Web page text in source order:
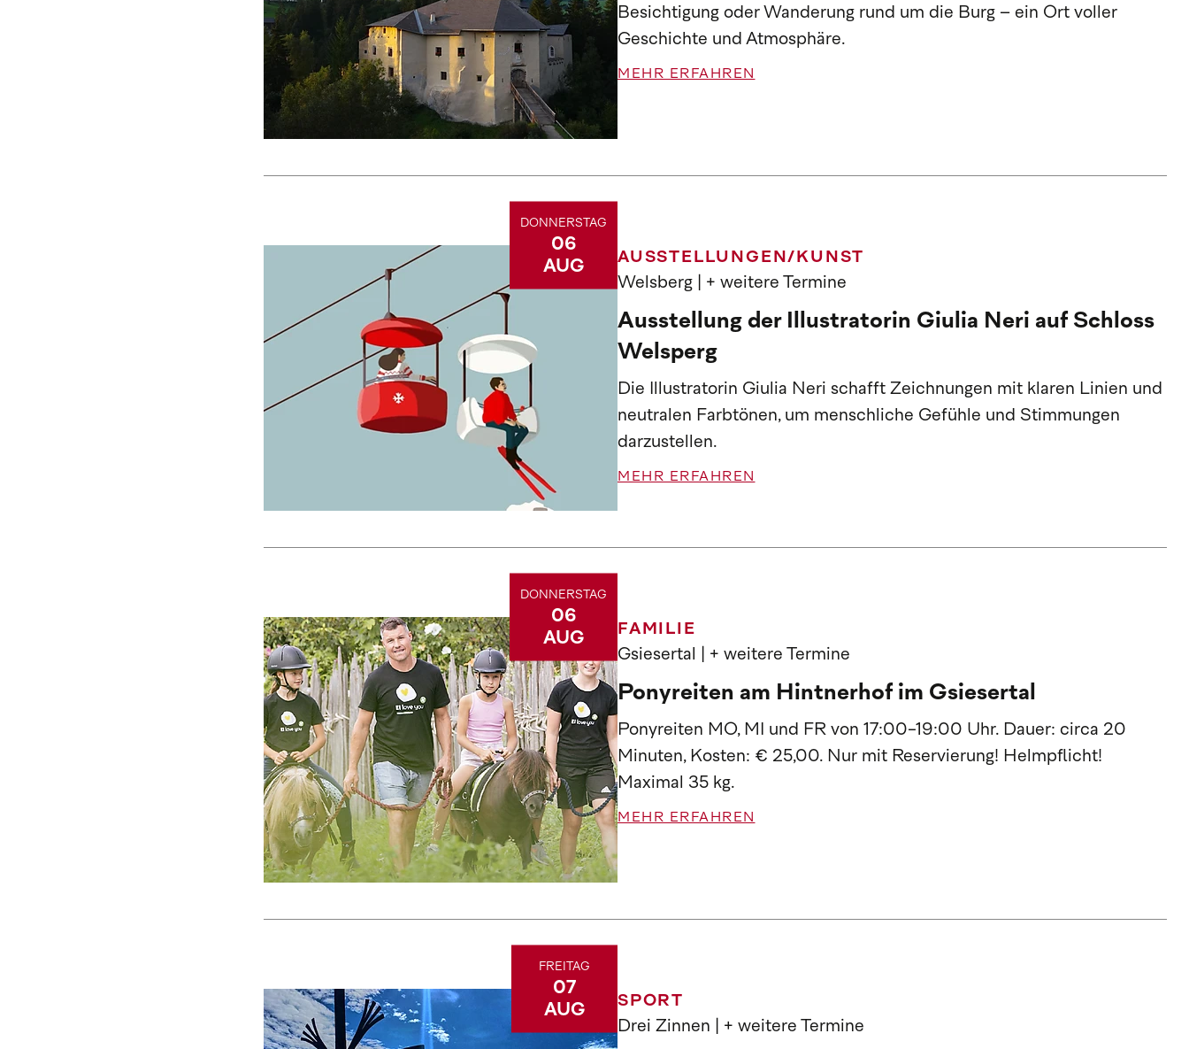
Besichtigung oder Wanderung rund um die Burg – ein Ort voller
Geschichte und Atmosphäre.
MEHR ERFAHREN
DONNERSTAG
06
AUG
AUSSTELLUNGEN/KUNST
Welsberg
| + weitere Termine
Ausstellung der Illustratorin Giulia Neri auf Schloss
Welsperg
Die Illustratorin Giulia Neri schafft Zeichnungen mit klaren Linien und
neutralen Farbtönen, um menschliche Gefühle und Stimmungen
darzustellen.
MEHR ERFAHREN
DONNERSTAG
06
AUG
FAMILIE
Gsiesertal
| + weitere Termine
Ponyreiten am Hintnerhof im Gsiesertal
Ponyreiten MO, MI und FR von 17:00-19:00 Uhr. Dauer: circa 20
Minuten, Kosten: € 25,00. Nur mit Reservierung! Helmpflicht!
Maximal 35 kg.
MEHR ERFAHREN
FREITAG
07
AUG
SPORT
Drei Zinnen
| + weitere Termine